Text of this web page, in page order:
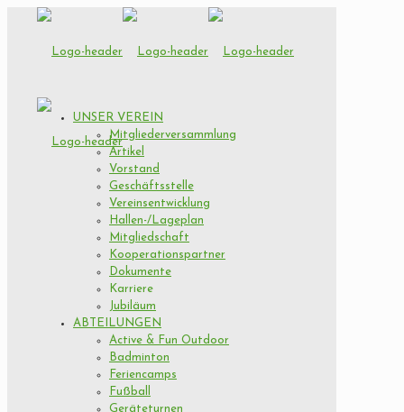
UNSER VEREIN
Mitgliederversammlung
Artikel
Vorstand
Geschäftsstelle
Vereinsentwicklung
Hallen-/Lageplan
Mitgliedschaft
Kooperationspartner
Dokumente
Karriere
Jubiläum
ABTEILUNGEN
Active & Fun Outdoor
Badminton
Feriencamps
Fußball
Geräteturnen